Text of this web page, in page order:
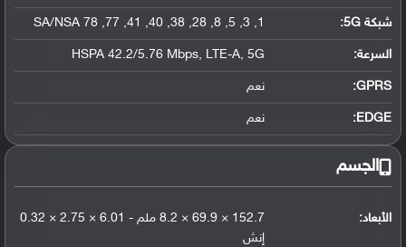
شبكة 5G :
1, 3, 5, 8, 28, 38, 40, 41, 77, 78 SA/NSA
السرعة: HSPA 42.2/5.76 Mbps, LTE-A, 5G
GPRS: نعم
EDGE: نعم
الجسم
الأبعاد:
152.7 × 69.9 × 8.2 ملم - 6.01 × 2.75 × 0.32
إنش